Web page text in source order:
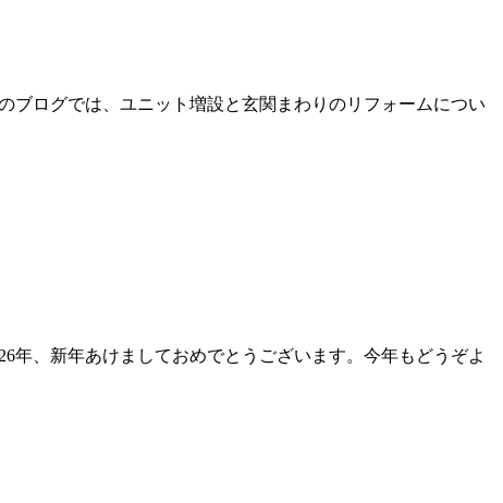
ブログでは、ユニット増設と玄関まわりのリフォームについ
年、新年あけましておめでとうございます。今年もどうぞよ